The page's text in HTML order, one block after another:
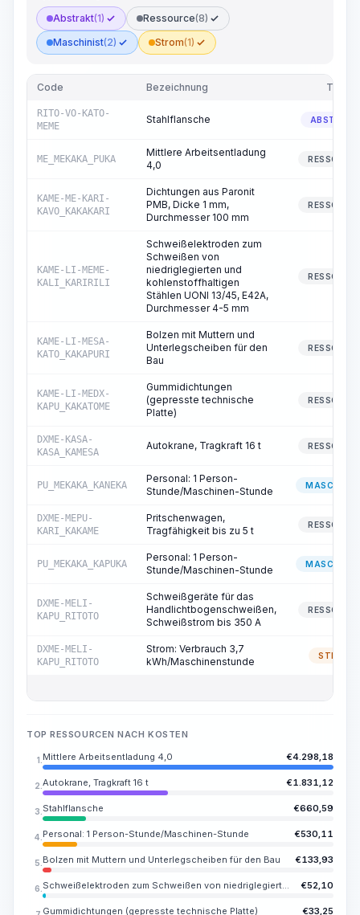
Abstrakt(1) Ressource(8)
Maschinist(2) Strom(1)
Code Bezeichnung Typ
RITO-VO-KATO-
MEME
Stahlflansche
ME_MEKAKA_PUKA
Mittlere Arbeitsentladung
4,0
KAME-ME-KARI-
KAVO_KAKAKARI
Dichtungen aus Paronit
PMB, Dicke 1 mm,
Durchmesser 100 mm
KAME-LI-MEME-
KALI_KARIRILI
Schweißelektroden zum
Schweißen von
niedriglegierten und
kohlenstoffhaltigen
Stählen UONI 13/45, E42A,
Durchmesser 4-5 mm
KAME-LI-MESA-
KATO_KAKAPURI
Bolzen mit Muttern und
Unterlegscheiben für den
Bau
KAME-LI-MEDX-
KAPU_KAKATOME
Gummidichtungen
(gepresste technische
Platte)
DXME-KASA-
KASA_KAMESA
Autokrane, Tragkraft 16 t
PU_MEKAKA_KANEKA
Personal: 1 Person-
Stunde/Maschinen-Stunde
DXME-MEPU-
KARI_KAKAME
Pritschenwagen,
Tragfähigkeit bis zu 5 t
PU_MEKAKA_KAPUKA
Personal: 1 Person-
Stunde/Maschinen-Stunde
DXME-MELI-
KAPU_RITOTO
Schweißgeräte für das
Handlichtbogenschweißen,
Schweißstrom bis 350 A
DXME-MELI-
KAPU_RITOTO
Strom: Verbrauch 3,7
kWh/Maschinenstunde
STROM
TOP RESSOURCEN NACH KOSTEN
1. Mittlere Arbeitsentladung 4,0 €4.298,18
2. Autokrane, Tragkraft 16 t €1.831,12
3. Stahlflansche €660,59
4. Personal: 1 Person-Stunde/Maschinen-Stunde €530,11
5. Bolzen mit Muttern und Unterlegscheiben für den Bau €133,93
6. Schweißelektroden zum Schweißen von niedriglegierten und kohlenstoffhaltigen Stählen UONI 13/45, E42A, Durchmesser 4-5 mm €52,10
Gummidichtungen (gepresste technische Platte) €33,25